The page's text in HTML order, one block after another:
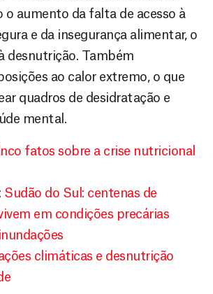
o aumento da falta de acesso à
e da insegurança alimentar, o
desnutrição. Também
ao calor extremo, o que
quadros de desidratação e
mental.
fatos sobre a crise nutricional
Sudão do Sul: centenas de
em condições precárias
climáticas e desnutrição